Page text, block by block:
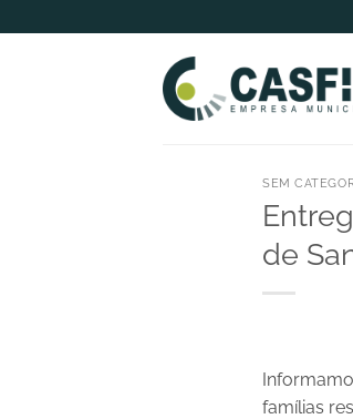
to
SEM
de
famílias